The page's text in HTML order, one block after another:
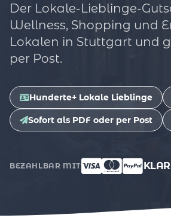
Der Lokale-Lieblinge-
Wellness, Shopping und
Lokalen in Stuttgart und
per Post.
Hunderte+ Lokale Lieblinge
Sofort als PDF oder per Post
BEZAHLBAR MIT